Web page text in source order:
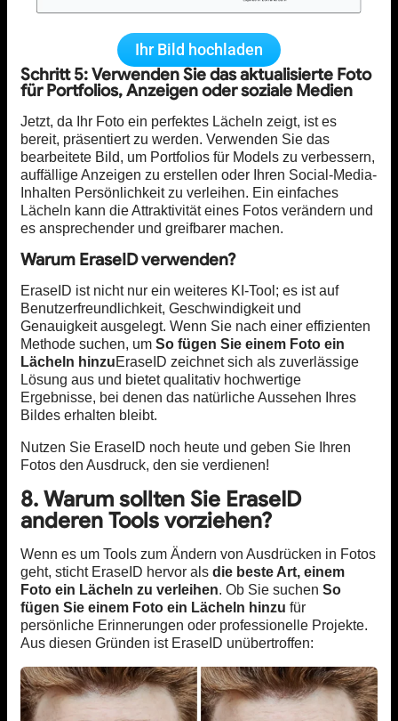
Ihr Bild hochladen
Schritt 5: Verwenden Sie das aktualisierte Foto
für Portfolios, Anzeigen oder soziale Medien
Jetzt, da Ihr Foto ein perfektes Lächeln zeigt, ist es
bereit, präsentiert zu werden. Verwenden Sie das
bearbeitete Bild, um Portfolios für Models zu verbessern,
auffällige Anzeigen zu erstellen oder Ihren Social-Media-
Inhalten Persönlichkeit zu verleihen. Ein einfaches
Lächeln kann die Attraktivität eines Fotos verändern und
es ansprechender und greifbarer machen.
Warum EraseID verwenden?
EraseID ist nicht nur ein weiteres KI-Tool; es ist auf
Benutzerfreundlichkeit, Geschwindigkeit und
Genauigkeit ausgelegt. Wenn Sie nach einer effizienten
Methode suchen, um So fügen Sie einem Foto ein
Lächeln hinzuEraseID zeichnet sich als zuverlässige
Lösung aus und bietet qualitativ hochwertige
Ergebnisse, bei denen das natürliche Aussehen Ihres
Bildes erhalten bleibt.
Nutzen Sie EraseID noch heute und geben Sie Ihren
Fotos den Ausdruck, den sie verdienen!
8. Warum sollten Sie EraseID
anderen Tools vorziehen?
Wenn es um Tools zum Ändern von Ausdrücken in Fotos
geht, sticht EraseID hervor als die beste Art, einem
Foto ein Lächeln zu verleihen. Ob Sie suchen So
fügen Sie einem Foto ein Lächeln hinzu für
persönliche Erinnerungen oder professionelle Projekte.
Aus diesen Gründen ist EraseID unübertroffen: